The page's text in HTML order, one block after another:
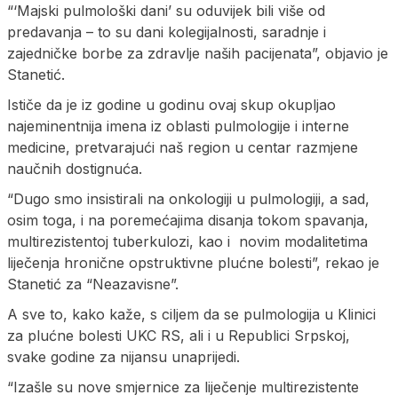
“‘Majski pulmološki dani’ su oduvijek bili više od
predavanja – to su dani kolegijalnosti, saradnje i
zajedničke borbe za zdravlje naših pacijenata”, objavio je
Stanetić.
Ističe da je iz godine u godinu ovaj skup okupljao
najeminentnija imena iz oblasti pulmologije i interne
medicine, pretvarajući naš region u centar razmjene
naučnih dostignuća.
“Dugo smo insistirali na onkologiji u pulmologiji, a sad,
osim toga, i na poremećajima disanja tokom spavanja,
multirezistentoj tuberkulozi, kao i novim modalitetima
liječenja hronične opstruktivne plućne bolesti”, rekao je
Stanetić za “Neazavisne”.
A sve to, kako kaže, s ciljem da se pulmologija u Klinici
za plućne bolesti UKC RS, ali i u Republici Srpskoj,
svake godine za nijansu unaprijedi.
“Izašle su nove smjernice za liječenje multirezistente